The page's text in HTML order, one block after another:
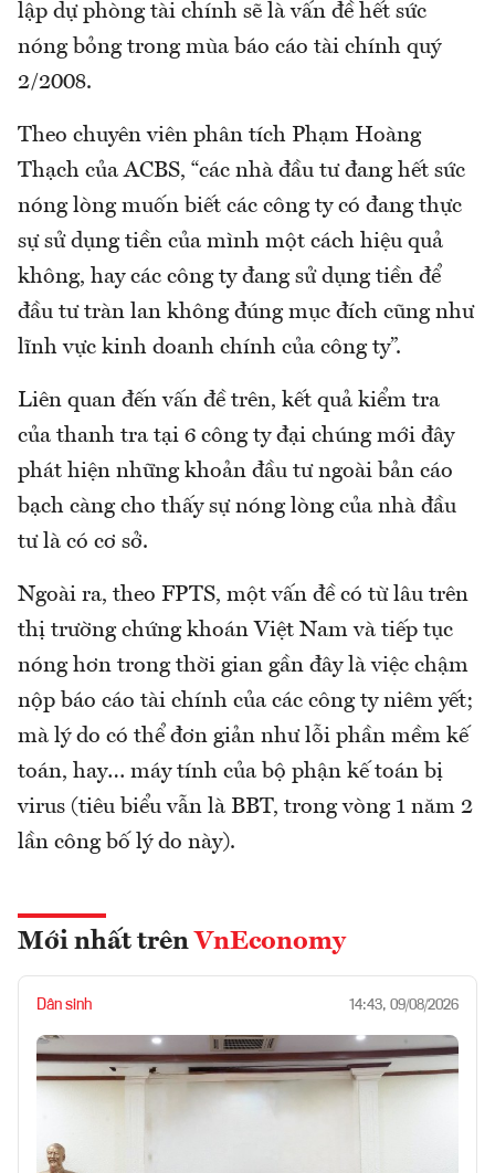
lập dự phòng tài chính sẽ là vấn đề hết sức
nóng bỏng trong mùa báo cáo tài chính quý
2/2008.
Theo chuyên viên phân tích Phạm Hoàng
Thạch của ACBS, “các nhà đầu tư đang hết sức
nóng lòng muốn biết các công ty có đang thực
sự sử dụng tiền của mình một cách hiệu quả
không, hay các công ty đang sử dụng tiền để
đầu tư tràn lan không đúng mục đích cũng như
lĩnh vực kinh doanh chính của công ty”.
Liên quan đến vấn đề trên, kết quả kiểm tra
của thanh tra tại 6 công ty đại chúng mới đây
phát hiện những khoản đầu tư ngoài bản cáo
bạch càng cho thấy sự nóng lòng của nhà đầu
tư là có cơ sở.
Ngoài ra, theo FPTS, một vấn đề có từ lâu trên
thị trường chứng khoán Việt Nam và tiếp tục
nóng hơn trong thời gian gần đây là việc chậm
nộp báo cáo tài chính của các công ty niêm yết;
mà lý do có thể đơn giản như lỗi phần mềm kế
toán, hay… máy tính của bộ phận kế toán bị
virus (tiêu biểu vẫn là BBT, trong vòng 1 năm 2
lần công bố lý do này).
Mới nhất trên VnEconomy
Dân sinh 14:43, 09/08/2026